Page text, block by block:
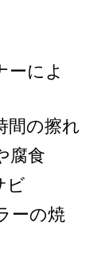
ーによ
間の擦れ
腐食
ビ
ーの焼